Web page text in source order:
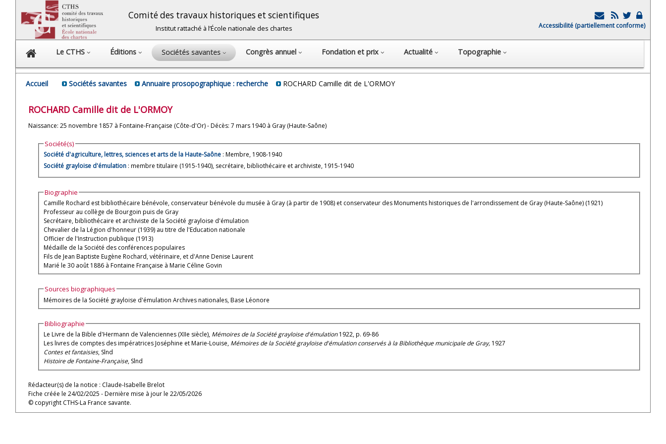
Comité des travaux historiques et scientifiques
Institut rattaché à l’École nationale des chartes Accessibilité (partiellement conforme)
Le CTHS Éditions Sociétés savantes Congrès annuel Fondation et prix Actualité Topographie
Accueil Sociétés savantes Annuaire prosopographique : recherche ROCHARD Camille dit de L'ORMOY
ROCHARD Camille dit de L'ORMOY
Naissance: 25 novembre 1857 à Fontaine-Française (Côte-d'Or) - Décès: 7 mars 1940 à Gray (Haute-Saône)
Société(s)
Société d'agriculture, lettres, sciences et arts de la Haute-Saône : Membre, 1908-1940
Société grayloise d'émulation : membre titulaire (1915-1940), secrétaire, bibliothécaire et archiviste, 1915-1940
Biographie
Camille Rochard est bibliothécaire bénévole, conservateur bénévole du musée à Gray (à partir de 1908) et conservateur des Monuments historiques de l'arrondissement de Gray (Haute-Saône) (1921)
Professeur au collège de Bourgoin puis de Gray
Secrétaire, bibliothécaire et archiviste de la Société grayloise d'émulation
Chevalier de la Légion d'honneur (1939) au titre de l'Education nationale
Officier de l'Instruction publique (1913)
Médaille de la Société des conférences populaires
Fils de Jean Baptiste Eugène Rochard, vétérinaire, et d'Anne Denise Laurent
Marié le 30 août 1886 à Fontaine Française à Marie Céline Govin
Sources biographiques
Mémoires de la Société grayloise d'émulation Archives nationales, Base Léonore
Bibliographie
Le Livre de la Bible d'Hermann de Valenciennes (XIIe siècle), Mémoires de la Société grayloise d'émulation1922, p. 69-86
Les livres de comptes des impératrices Joséphine et Marie-Louise, Mémoires de la Société grayloise d'émulation conservés à la Bibliothèque municipale de Gray, 1927
Contes et fantaisies, Slnd
Histoire de Fontaine-Française, Slnd
Rédacteur(s) de la notice : Claude-Isabelle Brelot
Fiche créée le 24/02/2025 - Dernière mise à jour le 22/05/2026
© copyright CTHS-La France savante.